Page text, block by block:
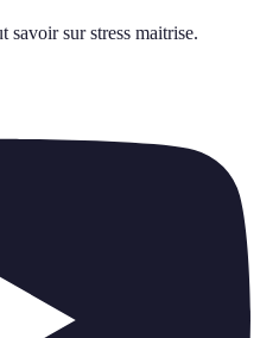
savoir sur stress maitrise.